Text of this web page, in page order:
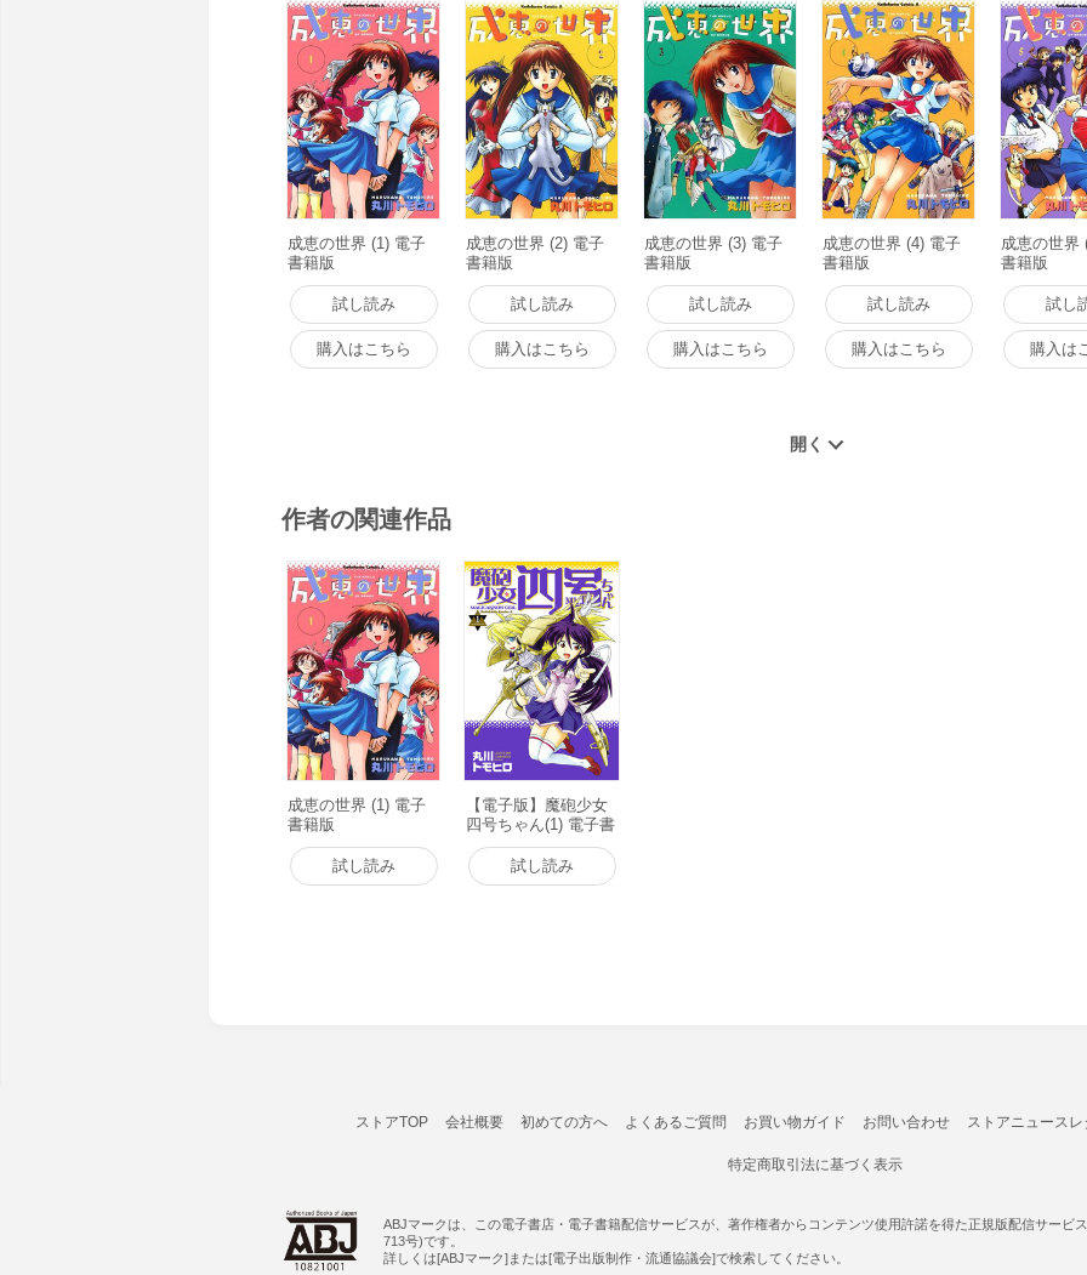
成恵の世界 (1) 電子
書籍版
試し読み
購入はこちら
成恵の世界 (2) 電子
書籍版
試し読み
購入はこちら
成恵の世界 (3) 電子
書籍版
試し読み
購入はこちら
成恵の世界 (4) 電子
書籍版
試し読み
購入はこちら
成恵の世界
書籍版
試し
購入は
作者の関連作品
成恵の世界 (1) 電子
書籍版
試し読み
【電子版】魔砲少女
四号ちゃん(1) 電子書
籍版
試し読み
ストアTOP 会社概要 初めての方へ よくあるご質問 お買い物ガイド お問い合わせ ストアニュースレ
特定商取引法に基づく表示
ABJマークは、この電子書店・電子書籍配信サービスが、著作権者からコンテンツ使用許諾を得た正規版配信サービ
713号)です。
詳しくは[ABJマーク]または[電子出版制作・流通協議会]で検索してください。